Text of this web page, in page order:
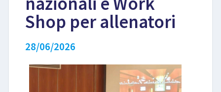
Shop per allenatori
28/06/2026